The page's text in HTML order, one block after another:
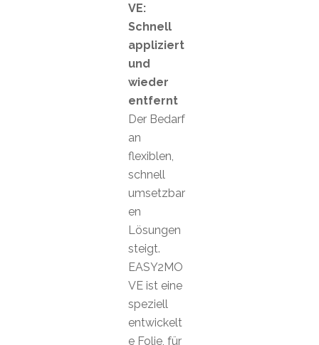
VE:
Schnell
appliziert
und
wieder
entfernt
Der Bedarf
an
flexiblen,
schnell
umsetzbar
en
Lösungen
steigt.
EASY2MO
VE ist eine
speziell
entwickelt
e Folie, für